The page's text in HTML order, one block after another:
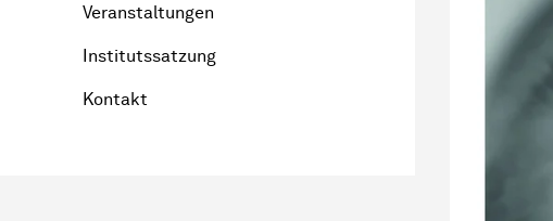
Veranstaltungen
Institutssatzung
Kontakt